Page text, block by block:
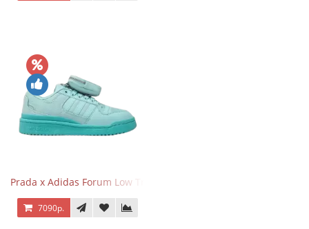
Prada x Adidas Forum Low Triple Mint
7090р.